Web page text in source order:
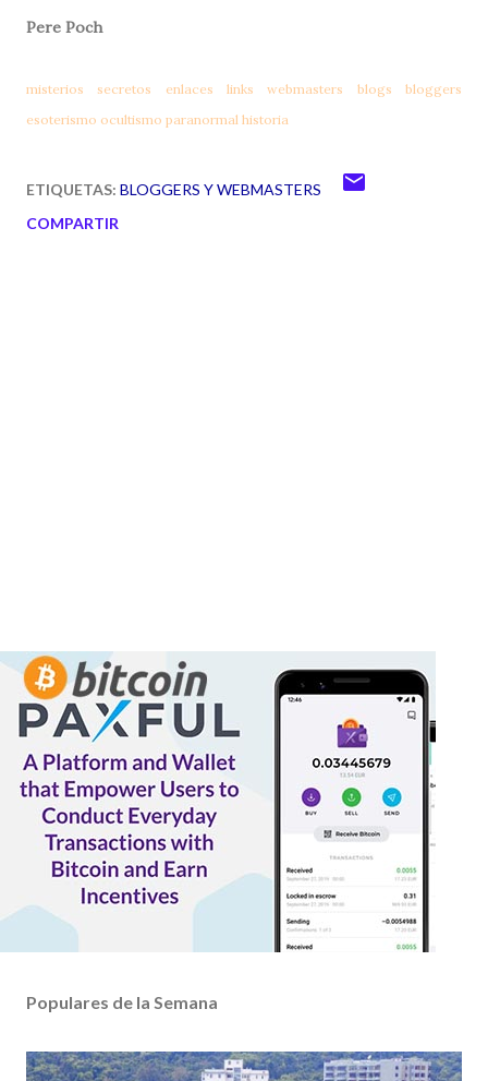
Pere Poch
misterios secretos enlaces links webmasters blogs
bloggers
esoterismo ocultismo paranormal historia
ETIQUETAS: BLOGGERS Y WEBMASTERS
COMPARTIR
Populares de la Semana